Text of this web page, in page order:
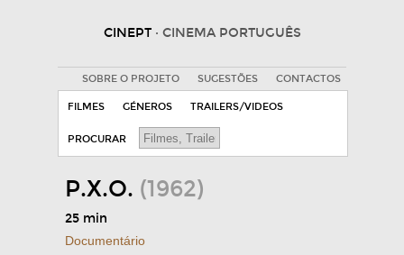
CINEPT · CINEMA PORTUGUÊS
SOBRE O PROJETO SUGESTÕES CONTACTOS
FILMES GÉNEROS TRAILERS/VIDEOS
PROCURAR
P.X.O. (1962)
25 min
Documentário